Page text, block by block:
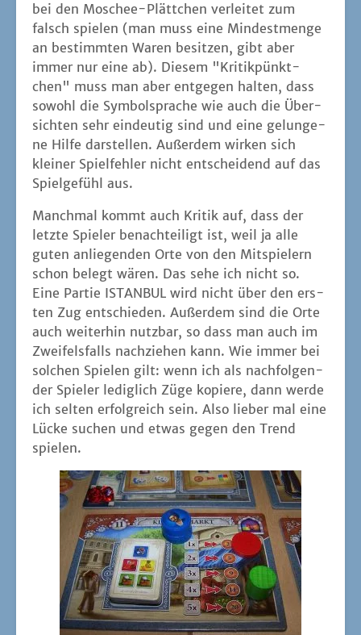
bei den Moschee-Plätt­chen ver­lei­tet zum
falsch spie­len (man muss eine Min­dest­men­ge
an bestimm­ten Waren besit­zen, gibt aber
immer nur eine ab). Die­sem "Kri­tik­pünkt­
chen" muss man aber ent­ge­gen hal­ten, dass
sowohl die Sym­bol­spra­che wie auch die Über­
sich­ten sehr ein­deu­tig sind und eine gelun­ge­
ne Hil­fe dar­stel­len. Außer­dem wir­ken sich
klei­ner Spiel­feh­ler nicht ent­schei­dend auf das
Spiel­ge­fühl aus.
Manch­mal kommt auch Kri­tik auf, dass der
letz­te Spie­ler benach­tei­ligt ist, weil ja alle
guten anlie­gen­den Orte von den Mit­spie­lern
schon belegt wären. Das sehe ich nicht so.
Eine Par­tie ISTANBUL wird nicht über den ers­
ten Zug ent­schie­den. Außer­dem sind die Orte
auch wei­ter­hin nutz­bar, so dass man auch im
Zwei­fels­falls nach­zie­hen kann. Wie immer bei
sol­chen Spie­len gilt: wenn ich als nach­fol­gen­
der Spie­ler ledig­lich Züge kopie­re, dann wer­de
ich sel­ten erfolg­reich sein. Also lie­ber mal eine
Lücke suchen und etwas gegen den Trend
spielen.